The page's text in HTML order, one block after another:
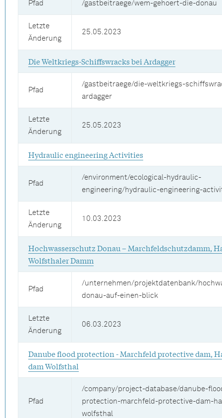
Pfad /gastbeitraege/wem-gehoert-die-donau
Letzte
Änderung
25.05.2023
Die Weltkriegs-Schiffswracks bei Ardagger
Pfad
/gastbeitraege/die-weltkriegs-
ardagger
Letzte
Änderung
25.05.2023
Hydraulic engineering Activities
Pfad
/environment/ecological-hydraulic-
engineering/hydraulic-engineering-
Letzte
Änderung
10.03.2023
Hochwasserschutz Donau – Marchfeldschutzdamm,
Wolfsthaler Damm
Pfad
/unternehmen/projektdatenbank/
donau-auf-einen-blick
Letzte
Änderung
06.03.2023
Danube flood protection - Marchfeld protective dam,
dam Wolfsthal
Pfad
/company/project-database/danube-
protection-marchfeld-protective-dam-
wolfsthal